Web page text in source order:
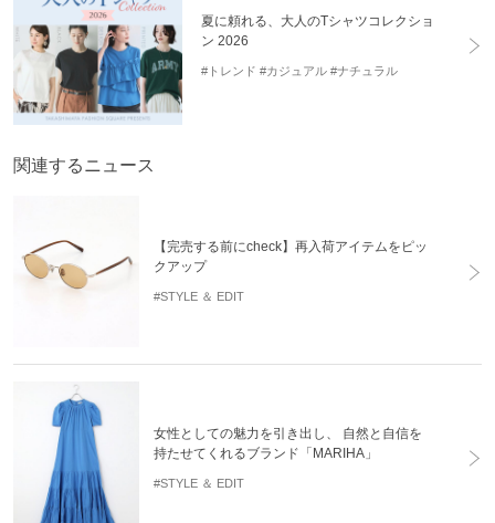
夏に頼れる、大人のTシャツコレクショ
ン 2026
#トレンド #カジュアル #ナチュラル
関連するニュース
【完売する前にcheck】再入荷アイテムをピッ
クアップ
#STYLE ＆ EDIT
女性としての魅力を引き出し、 自然と自信を
持たせてくれるブランド「MARIHA」
#STYLE ＆ EDIT